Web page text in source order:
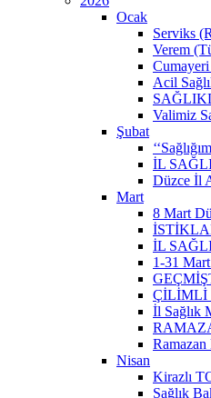
Ocak
Serviks
Verem
Acil
Valimiz
Şubat
İL
Düzce İl
Mart
8 Mart
İL
1-31
ÇİLİMLİ
İl Sağlık
Ramazan
Nisan
Kirazlı
Sağlık